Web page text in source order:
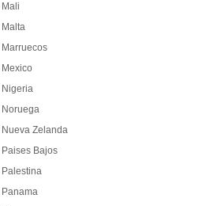
Mali
Malta
Marruecos
Mexico
Nigeria
Noruega
Nueva Zelanda
Paises Bajos
Palestina
Panama